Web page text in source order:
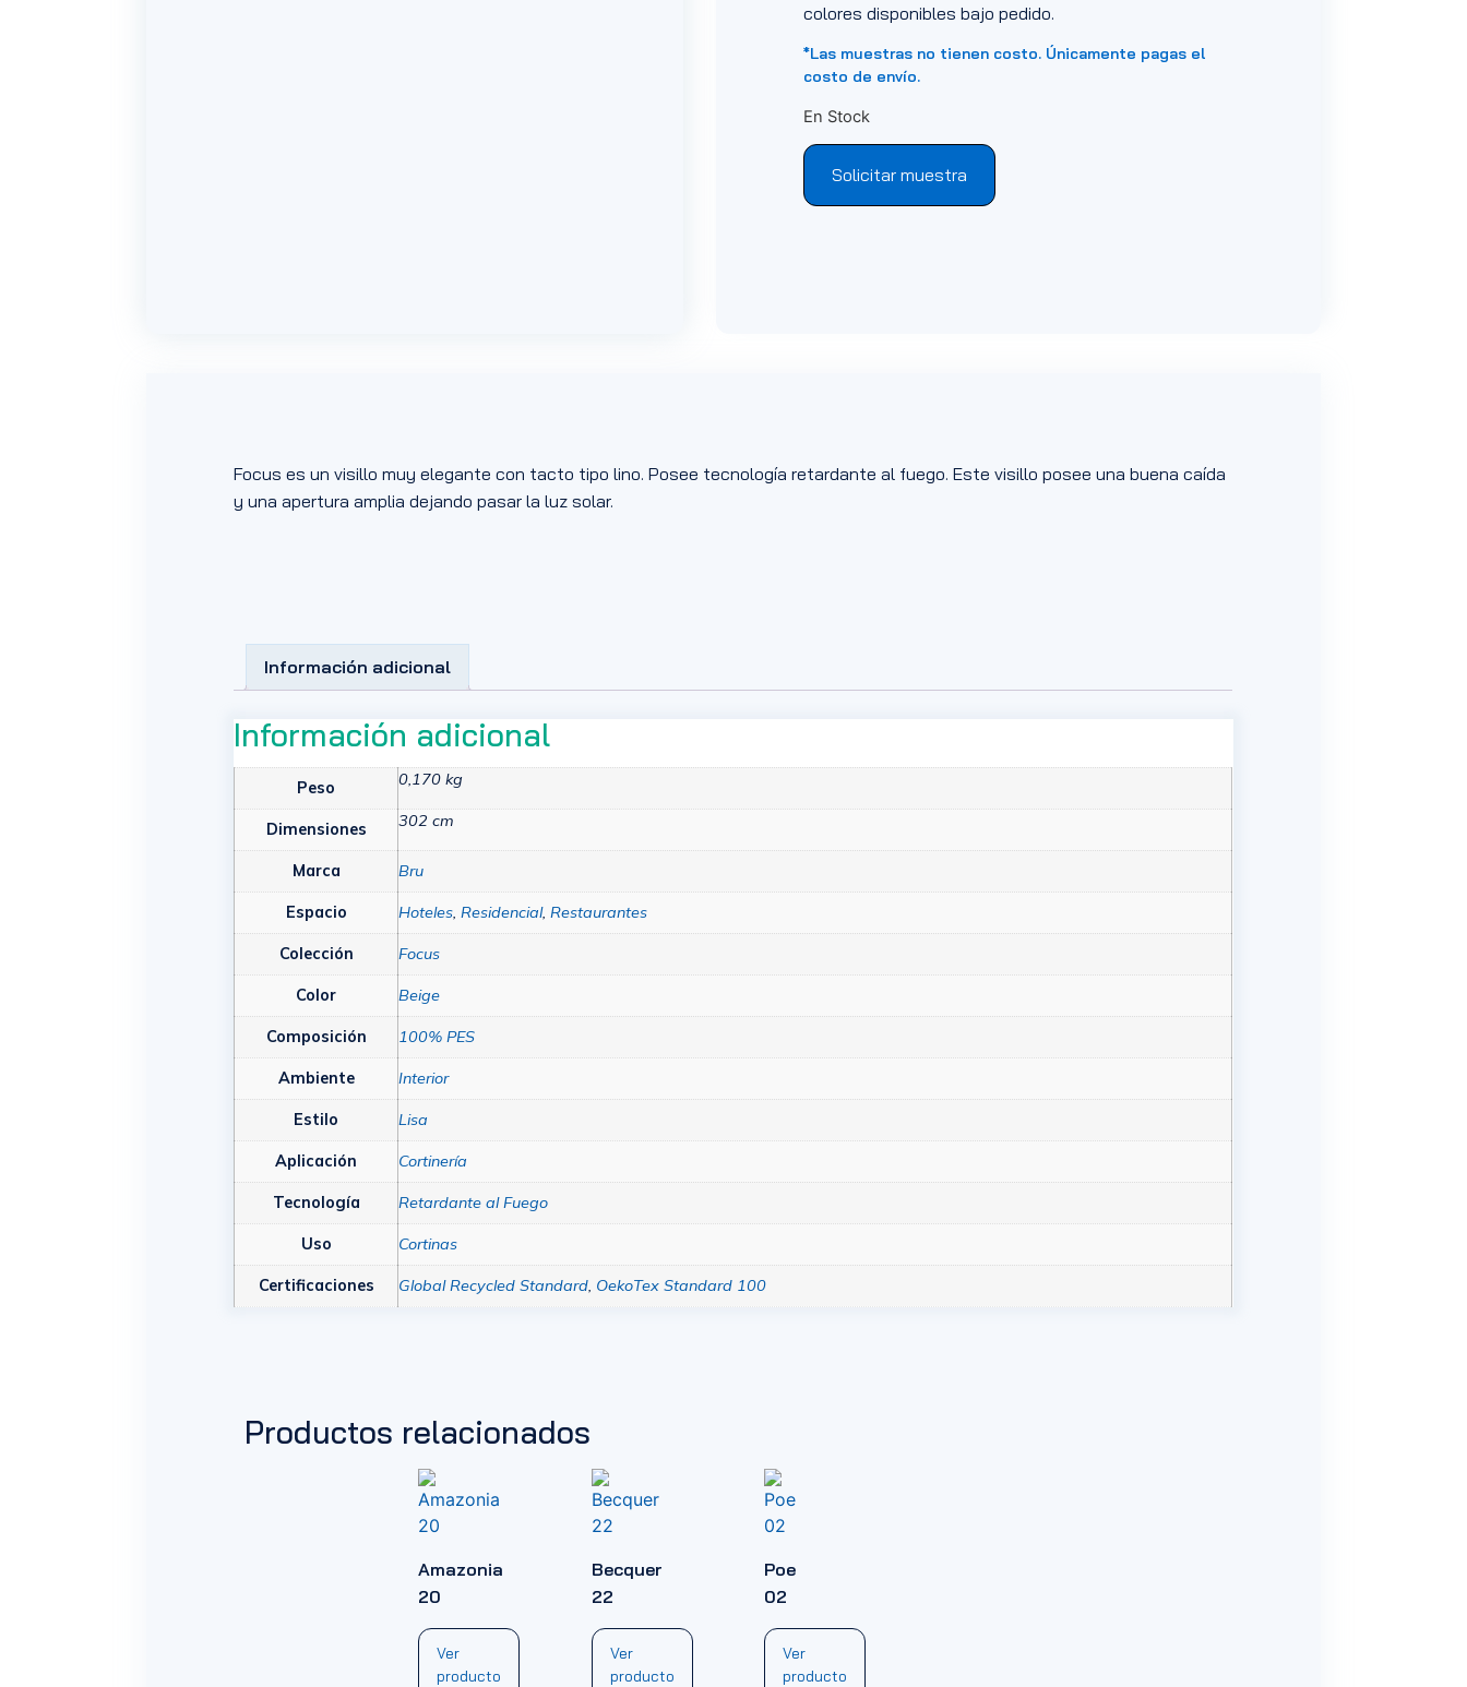
colores disponibles bajo pedido.
*Las muestras no tienen costo. Únicamente pagas el
costo de envío.
En Stock
Solicitar muestra
Focus es un visillo muy elegante con tacto tipo lino. Posee tecnología retardante al fuego. Este visillo posee una buena caída
y una apertura amplia dejando pasar la luz solar.
Información adicional
Información adicional
Peso 0,170 kg
Dimensiones 302 cm
Marca Bru
Espacio Hoteles,Residencial,Restaurantes
Colección Focus
Color Beige
Composición 100% PES
Ambiente Interior
Estilo Lisa
Aplicación Cortinería
Tecnología Retardante al Fuego
Uso Cortinas
Certificaciones Global Recycled Standard, OekoTex Standard 100
Productos relacionados
Amazonia
20
Ver
producto
Becquer
22
Ver
producto
Poe
02
Ver
producto